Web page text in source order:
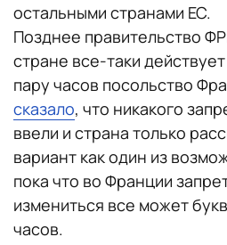
остальными странами ЕС.
Позднее правительство
стране все-таки
пару часов посольство
сказало, что никакого
ввели и страна только
вариант как один из
пока что во Франции
измениться все может
часов.